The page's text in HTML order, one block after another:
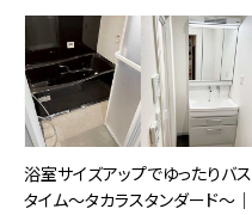
浴室サイズアップでゆったりバス
タイム～タカラスタンダード～｜